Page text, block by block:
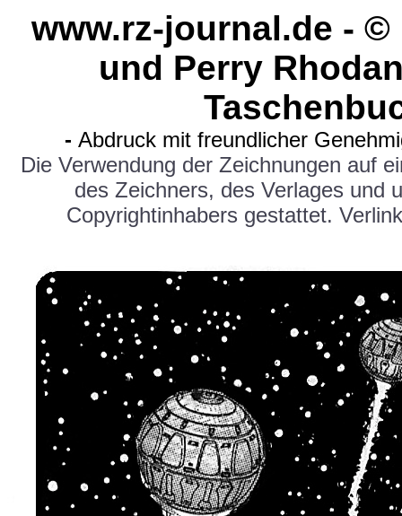
www.rz-journal.de -
und Perry
- Abdruck mit freundlicher
Die Verwendung der Zeichnungen auf
des Zeichners, des Verlages und
Copyrightinhabers gestattet.